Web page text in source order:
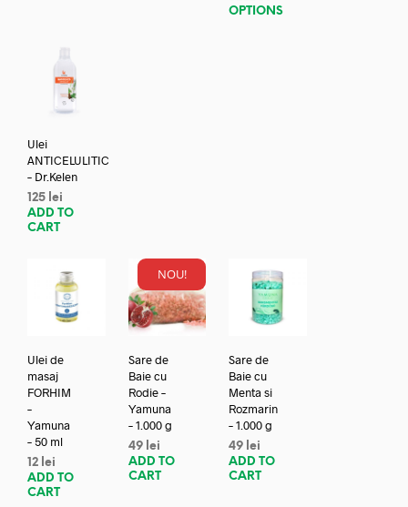
OPTIONS
Ulei
ANTICELULITIC
– Dr.Kelen
125 lei
ADD TO
CART
Ulei de
masaj
FORHIM
–
Yamuna
– 50 ml
12 lei
ADD TO
CART
NOU!
Sare de
Baie cu
Rodie –
Yamuna
– 1.000 g
49 lei
ADD TO
CART
Sare de
Baie cu
Menta si
Rozmarin
– 1.000 g
49 lei
ADD TO
CART